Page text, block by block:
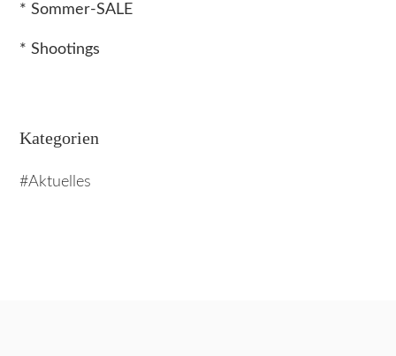
* Sommer-SALE
* Shootings
Kategorien
Aktuelles